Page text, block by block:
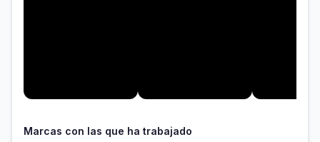
Marcas con las que ha trabajado